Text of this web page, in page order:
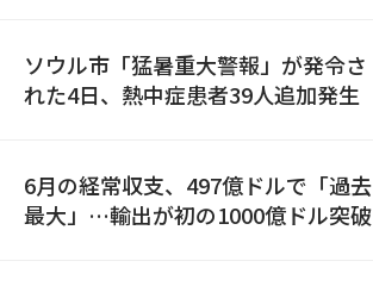
ソウル市「猛暑重大警報」が発令さ
れた4日、熱中症患者39人追加発生
6月の経常収支、497億ドルで「過去
最大」…輸出が初の1000億ドル突破